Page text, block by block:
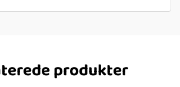
produkter